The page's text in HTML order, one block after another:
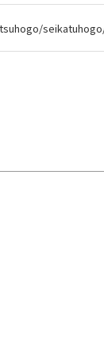
seikatuhogo/